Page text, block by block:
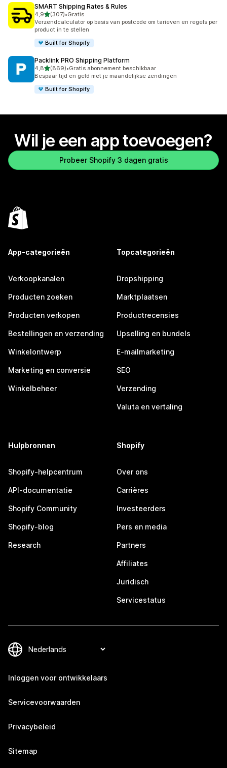
SMART Shipping Rates & Rules
4,9van 5 sterren
(307)
307 recensies in totaal
•Gratis
Verzendcalculator op basis van postcode om tarieven en regels per
product in te stellen
Built for Shopify
Packlink PRO Shipping Platform
4,8van 5 sterren
(869)
869 recensies in totaal
•Gratis abonnement beschikbaar
Bespaar tijd en geld met je maandelijkse zendingen
Built for Shopify
Wil je een app toevoegen?
Probeer Shopify 3 dagen gratis
App-categorieën
Verkoopkanalen
Producten zoeken
Producten verkopen
Bestellingen en verzending
Winkelontwerp
Marketing en conversie
Winkelbeheer
Topcategorieën
Dropshipping
Marktplaatsen
Productrecensies
Upselling en bundels
E-mailmarketing
SEO
Verzending
Valuta en vertaling
Hulpbronnen
Shopify-helpcentrum
API-documentatie
Shopify Community
Shopify-blog
Research
Shopify
Over ons
Carrières
Investeerders
Pers en media
Partners
Affiliates
Juridisch
Servicestatus
Inloggen voor ontwikkelaars
Servicevoorwaarden
Privacybeleid
Sitemap